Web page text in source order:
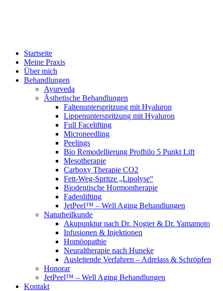
Startseite
Meine Praxis
Über mich
Behandlungen
Ayurveda
Ästhetische Behandlungen
Faltenunterspritzung mit Hyaluron
Lippenunterspritzung mit Hyaluron
Full Facelifting
Microneedling
Peelings
Bio Remodellierung Profhilo 5 Punkt Lift
Mesotherapie
Carboxy Therapie CO2
Fett-Weg-Spritze „Lipolyse“
Biodentische Hormontherapie
Fadenlifting
JetPeel™ – Well Aging Behandlungen
Naturheilkunde
Akupunktur nach Dr. Nogier & Dr. Yamamoto
Infusionen & Injektionen
Homöopathie
Neuraltherapie nach Huneke
Ausleitende Verfahren – Adrelass & Schröpfen
Honorar
JetPeel™ – Well Aging Behandlungen
Kontakt